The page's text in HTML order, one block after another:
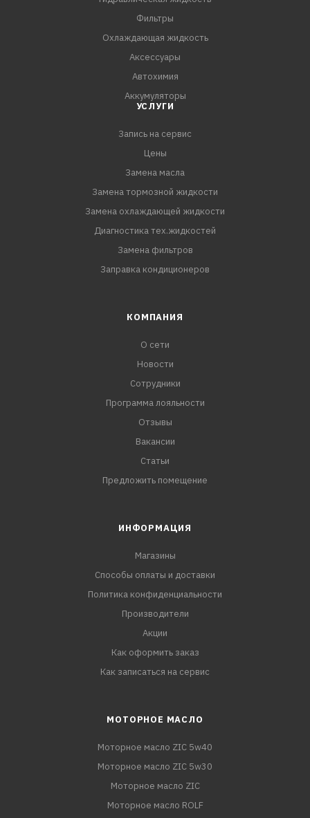
Фильтры
Охлаждающая жидкость
Аксессуары
Автохимия
Аккумуляторы
УСЛУГИ
Запись на сервис
Цены
Замена масла
Замена тормозной жидкости
Замена охлаждающей жидкости
Диагностика тех.жидкостей
Замена фильтров
Заправка кондиционеров
КОМПАНИЯ
О сети
Новости
Сотрудники
Программа лояльности
Отзывы
Вакансии
Статьи
Предложить помещение
ИНФОРМАЦИЯ
Магазины
Способы оплаты и доставки
Политика конфиденциальности
Производители
Акции
Как оформить заказ
Как записаться на сервис
МОТОРНОЕ МАСЛО
Моторное масло ZIC 5w40
Моторное масло ZIC 5w30
Моторное масло ZIC
Моторное масло ROLF